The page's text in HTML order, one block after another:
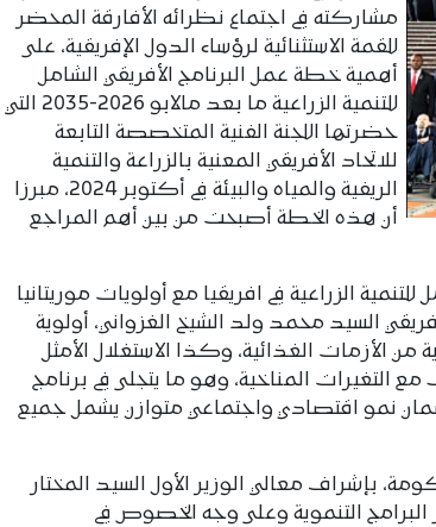
مشاركته في اجتماع نظرائه الأفارقة المحضر
للقمة الاستثنائية لرؤساء الدول الإفريقية، على
أهمية خطة عمل البرنامج الأفريقي الشامل
للتنمية الزراعية ما بعد مالابو 2026-2035 التي
حضرتها اللجنة الفنية المتخصصة التابعة
للاتحاد الأفريقي المعنية بالزراعة والتنمية
الريفية والمياه والبيئة في أكتوبر 2024، مبرزا
أن هذه الخطة أصبحت من بين أهم المراجع
الزراعية في افريقيا مع أولويات موريتانيا
السيد محمد ولد الشيخ الغزواني، أولوية
الأزمات الغذائية، وكذا الاستغلال الأمثل
التغيرات المناخية، وهو ما يتجلى في برنامج
نمو اقتصادي واجتماعي متوازن يشمل جميع
بإشراف معالي الوزير الأول السيد المختار
التنموية وعلى وجه الخصوص في